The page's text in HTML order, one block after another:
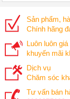
Sản phẩm,
Chính hãng
Luôn luôn giá
khuyến mãi
Dịch vụ
Chăm sóc
Tư vấn bán